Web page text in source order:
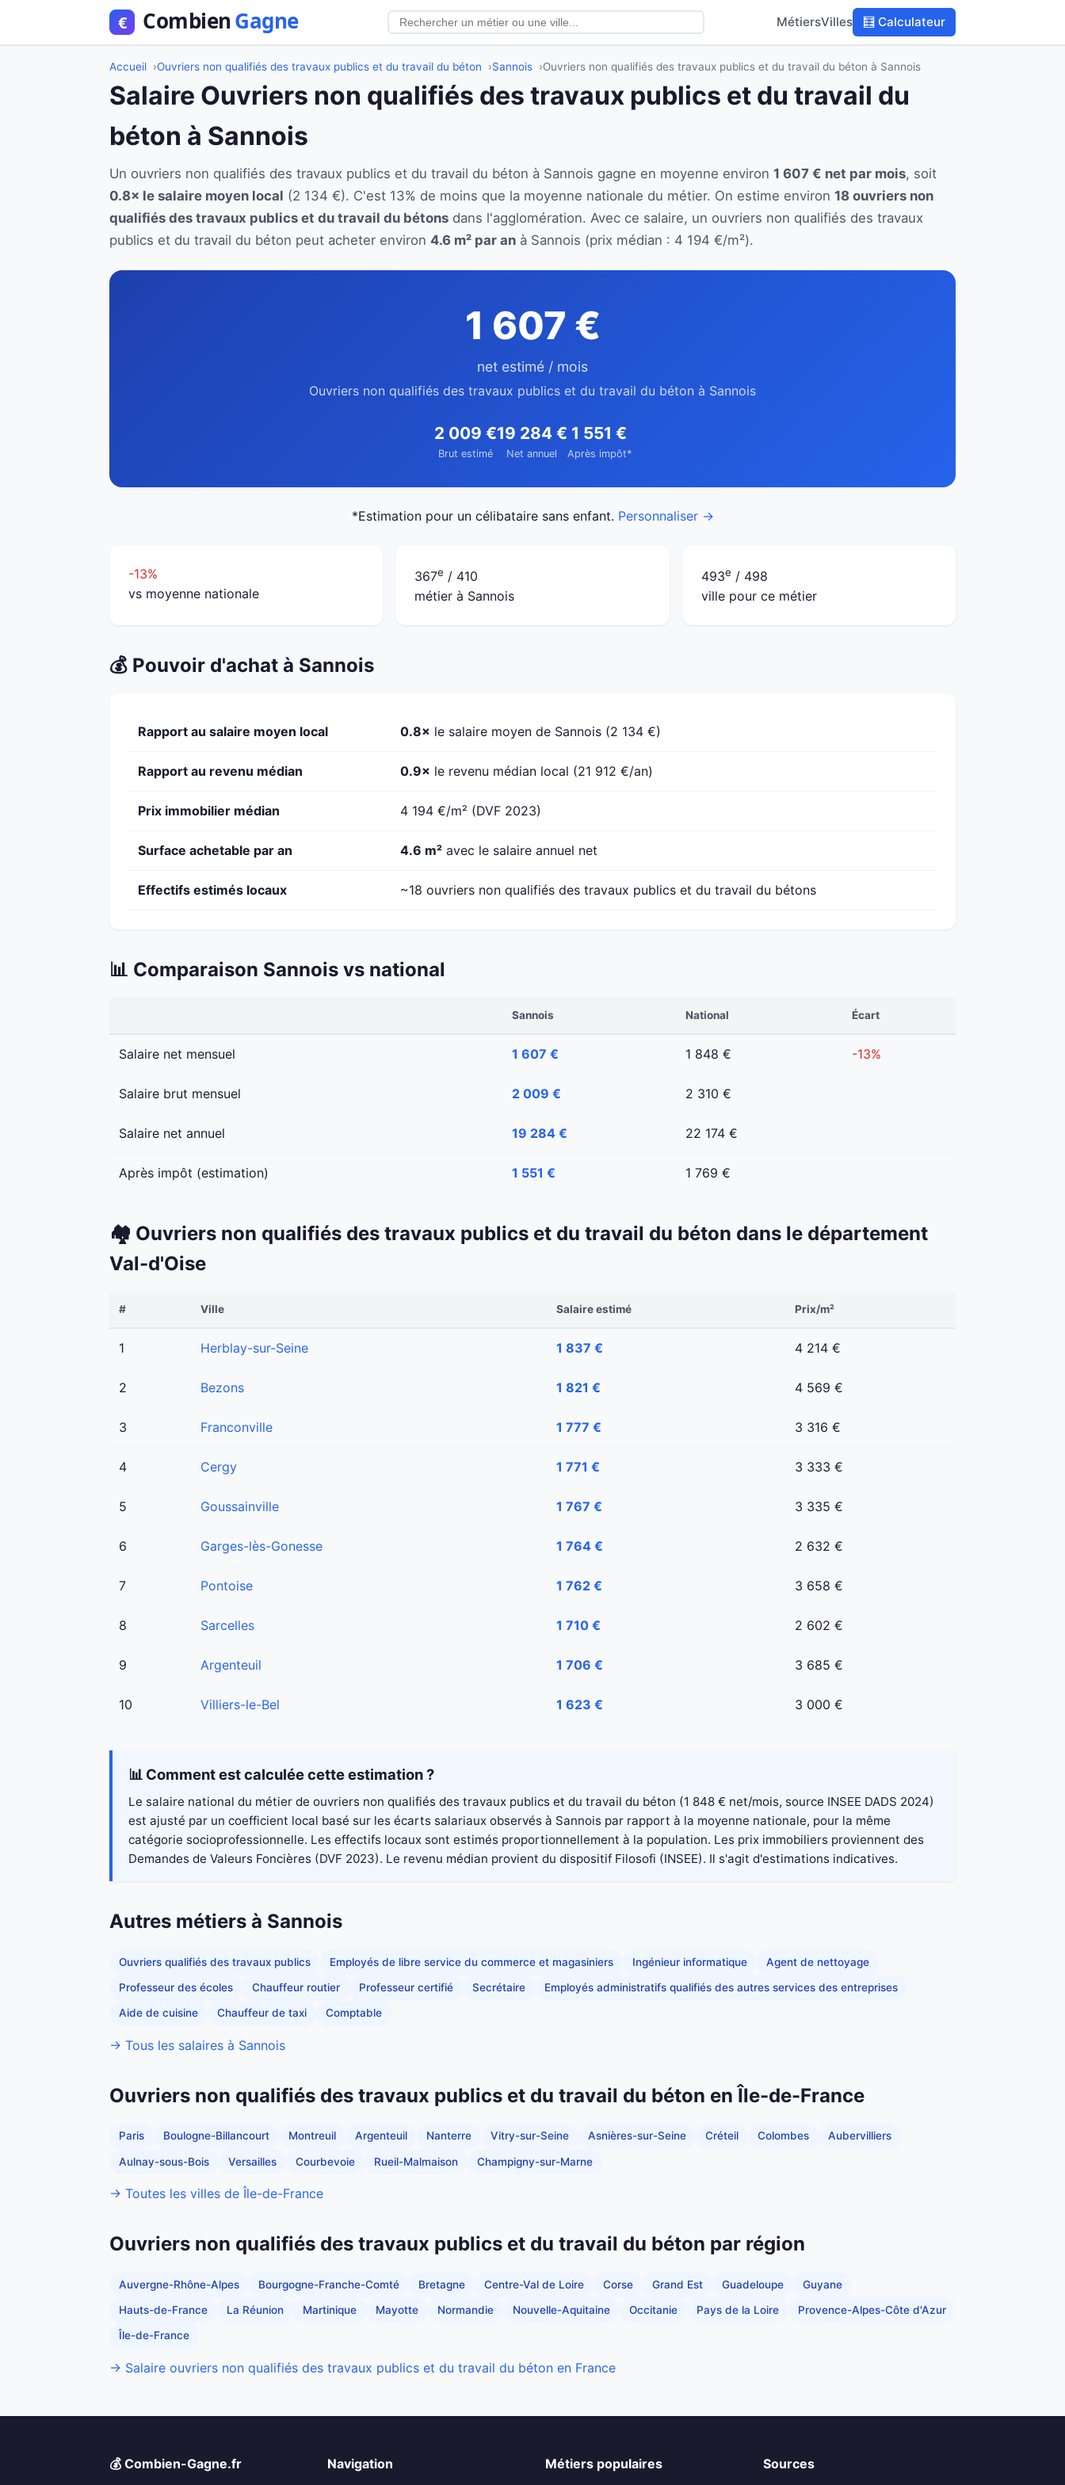
MétiersVilles 🧮 Calculateur
Accueil Ouvriers non qualifiés des travaux publics et du travail du béton Sannois Ouvriers non qualifiés des travaux publics et du travail du béton à Sannois
Salaire Ouvriers non qualifiés des travaux publics et du travail du
béton à Sannois
Un ouvriers non qualifiés des travaux publics et du travail du béton à Sannois gagne en moyenne environ 1 607 € net par mois, soit
0.8× le salaire moyen local (2 134 €). C'est 13% de moins que la moyenne nationale du métier. On estime environ 18 ouvriers non
qualifiés des travaux publics et du travail du bétons dans l'agglomération. Avec ce salaire, un ouvriers non qualifiés des travaux
publics et du travail du béton peut acheter environ 4.6 m² par an à Sannois (prix médian : 4 194 €/m²).
1 607 €
net estimé / mois
Ouvriers non qualifiés des travaux publics et du travail du béton à Sannois
2 009 €
Brut estimé
19 284 €
Net annuel
1 551 €
Après impôt*
*Estimation pour un célibataire sans enfant. Personnaliser →
-13%
vs moyenne nationale
367e / 410
métier à Sannois
493e / 498
ville pour ce métier
💰 Pouvoir d'achat à Sannois
Rapport au salaire moyen local 0.8× le salaire moyen de Sannois (2 134 €)
Rapport au revenu médian 0.9× le revenu médian local (21 912 €/an)
Prix immobilier médian 4 194 €/m² (DVF 2023)
Surface achetable par an 4.6 m² avec le salaire annuel net
Effectifs estimés locaux ~18 ouvriers non qualifiés des travaux publics et du travail du bétons
📊 Comparaison Sannois vs national
Sannois National Écart
Salaire net mensuel 1 607 € 1 848 € -13%
Salaire brut mensuel 2 009 € 2 310 €
Salaire net annuel 19 284 € 22 174 €
Après impôt (estimation) 1 551 € 1 769 €
🏘️ Ouvriers non qualifiés des travaux publics et du travail du béton dans le département
Val-d'Oise
# Ville Salaire estimé Prix/m²
1 Herblay-sur-Seine 1 837 € 4 214 €
2 Bezons 1 821 € 4 569 €
3 Franconville 1 777 € 3 316 €
4 Cergy 1 771 € 3 333 €
5 Goussainville 1 767 € 3 335 €
6 Garges-lès-Gonesse 1 764 € 2 632 €
7 Pontoise 1 762 € 3 658 €
8 Sarcelles 1 710 € 2 602 €
9 Argenteuil 1 706 € 3 685 €
10 Villiers-le-Bel 1 623 € 3 000 €
📊 Comment est calculée cette estimation ?
Le salaire national du métier de ouvriers non qualifiés des travaux publics et du travail du béton (1 848 € net/mois, source INSEE DADS 2024)
est ajusté par un coefficient local basé sur les écarts salariaux observés à Sannois par rapport à la moyenne nationale, pour la même
catégorie socioprofessionnelle. Les effectifs locaux sont estimés proportionnellement à la population. Les prix immobiliers proviennent des
Demandes de Valeurs Foncières (DVF 2023). Le revenu médian provient du dispositif Filosofi (INSEE). Il s'agit d'estimations indicatives.
Autres métiers à Sannois
Ouvriers qualifiés des travaux publics Employés de libre service du commerce et magasiniers Ingénieur informatique Agent de nettoyage
Professeur des écoles Chauffeur routier Professeur certifié Secrétaire Employés administratifs qualifiés des autres services des entreprises
Aide de cuisine Chauffeur de taxi Comptable
→ Tous les salaires à Sannois
Ouvriers non qualifiés des travaux publics et du travail du béton en Île-de-France
Paris Boulogne-Billancourt Montreuil Argenteuil Nanterre Vitry-sur-Seine Asnières-sur-Seine Créteil Colombes Aubervilliers
Aulnay-sous-Bois Versailles Courbevoie Rueil-Malmaison Champigny-sur-Marne
→ Toutes les villes de Île-de-France
Ouvriers non qualifiés des travaux publics et du travail du béton par région
Auvergne-Rhône-Alpes Bourgogne-Franche-Comté Bretagne Centre-Val de Loire Corse Grand Est Guadeloupe Guyane
Hauts-de-France La Réunion Martinique Mayotte Normandie Nouvelle-Aquitaine Occitanie Pays de la Loire Provence-Alpes-Côte d'Azur
Île-de-France
→ Salaire ouvriers non qualifiés des travaux publics et du travail du béton en France
💰 Combien-Gagne.fr
Navigation
Métiers populaires
Sources